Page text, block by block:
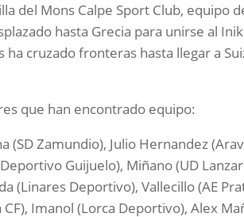
del Mons Calpe Sport Club, equipo
hasta Grecia para unirse al
cruzado fronteras hasta llegar a
que han encontrado equipo:
Zamundio), Julio Hernandez
Guijuelo), Miñano (UD
(Linares Deportivo), Vallecillo (AE
Imanol (Lorca Deportivo), Alex